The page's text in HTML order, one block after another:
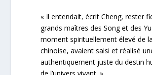
« Il entendait, écrit Cheng, rester
grands maîtres des Song et des
moment spirituellement élevé de
chinoise, avaient saisi et réalisé
authentiquement juste du destin